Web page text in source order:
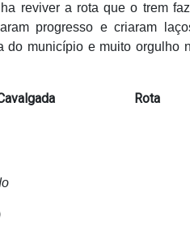
reviver a rota que o trem
progresso e criaram
do município e muito orgulho